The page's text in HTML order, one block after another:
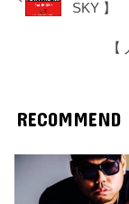
SKY 】
RECOMMEND